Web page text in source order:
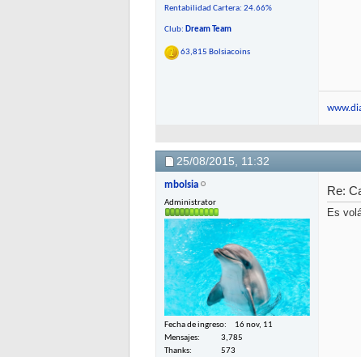
Rentabilidad Cartera: 24.66%
Club: Dream Team
63,815 Bolsiacoins
25/08/2015, 11:32
mbolsia
Administrator
Fecha de ingreso
16 nov, 11
Mensajes
3,785
Thanks
573
Re:
Es